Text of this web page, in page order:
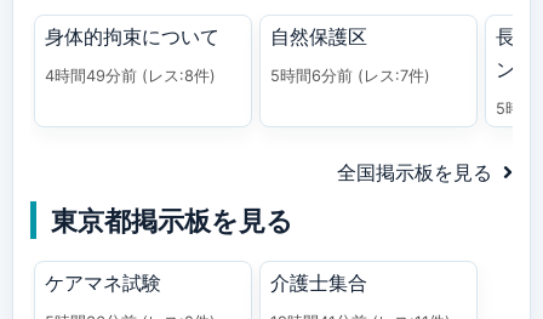
身体的拘束について
4時間49分前 (レス:8件)
自然保護区
5時間6分前 (レス:7件)
長谷
ン
5時間
全国掲示板を見る
東京都掲示板を見る
ケアマネ試験 介護士集合